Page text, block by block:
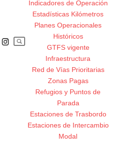
Indicadores de Operación
Estadísticas Kilómetros
Planes Operacionales
Históricos
GTFS vigente
Infraestructura
Red de Vías Prioritarias
Zonas Pagas
Refugios y Puntos de
Parada
Estaciones de Trasbordo
Estaciones de Intercambio
Modal